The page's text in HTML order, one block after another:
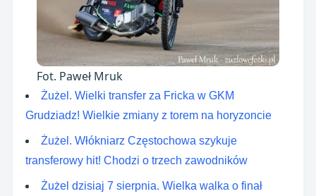
Fot. Paweł Mruk
Żużel. Wielki transfer za Fricka w GKM
Grudziadz! Wielkie zmiany z torem na horyzoncie
Żużel. Włókniarz Częstochowa szykuje
transferowy hit! Chodzi o trzech zawodników
Żużel dzisiaj 7 sierpnia. Wielka walka o finał